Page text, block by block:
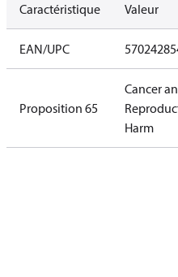
Caractéristique Valeur
EAN/UPC
Proposition 65
Cancer
Harm